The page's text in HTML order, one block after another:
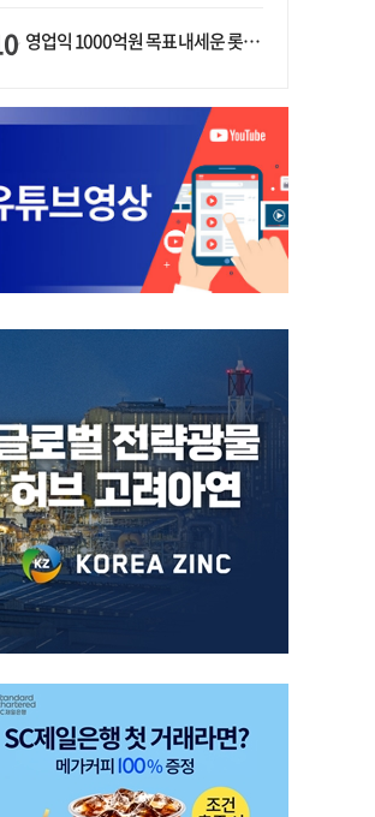
영업익 1000억원 목표 내세운 롯데마트…하반기 ‘오카도’ 시험대